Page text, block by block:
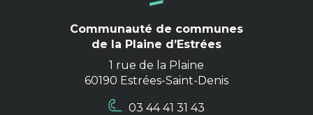
FacebookTwitter
Communauté de communes
de la Plaine d’Estrées
1 rue de la Plaine
60190 Estrées-Saint-Denis
03 44 41 31 43